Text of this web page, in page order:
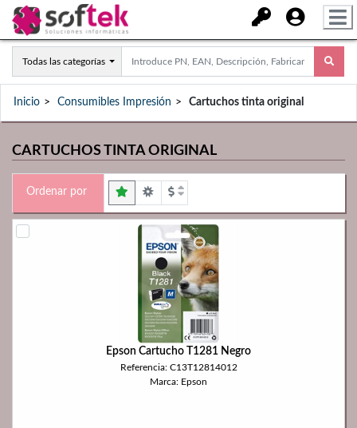
Todas las categorías
Inicio Consumibles Impresión Cartuchos tinta original
CARTUCHOS TINTA ORIGINAL
Ordenar por
Epson Cartucho T1281 Negro
Referencia: C13T12814012
Marca: Epson